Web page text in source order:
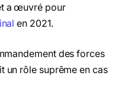
a œuvré pour
en 2021.
des forces
un rôle suprême en cas